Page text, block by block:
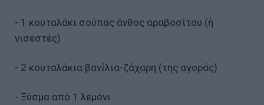
- 1 κουταλάκι σούπας άνθος αραβοσίτου (ή
νισεστές)
- 2 κουταλάκια βανίλια-ζάχαρη (της αγοράς)
- Ξύσμα από 1 λεμόνι